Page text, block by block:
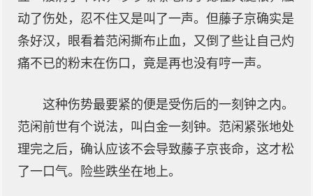
动了伤处，忍不住又是叫了一声。但藤子京确实是
条好汉，眼看着范闲撕布止血，又倒了些让自己灼
痛不已的粉末在伤口，竟是再也没有哼一声。
这种伤势最要紧的便是受伤后的一刻钟之内。
范闲前世有个说法，叫白金一刻钟。范闲紧张地处
理完之后，确认应该不会导致藤子京丧命，这才松
了一口气。险些跌坐在地上。